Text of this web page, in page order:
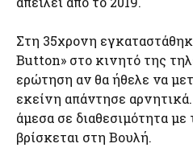
Στη 35χρονη
Button» στο κινητό της
ερώτηση αν θα ήθελε να
εκείνη απάντησε
άμεσα σε διαθεσιμότητα με
βρίσκεται στη Βουλή.